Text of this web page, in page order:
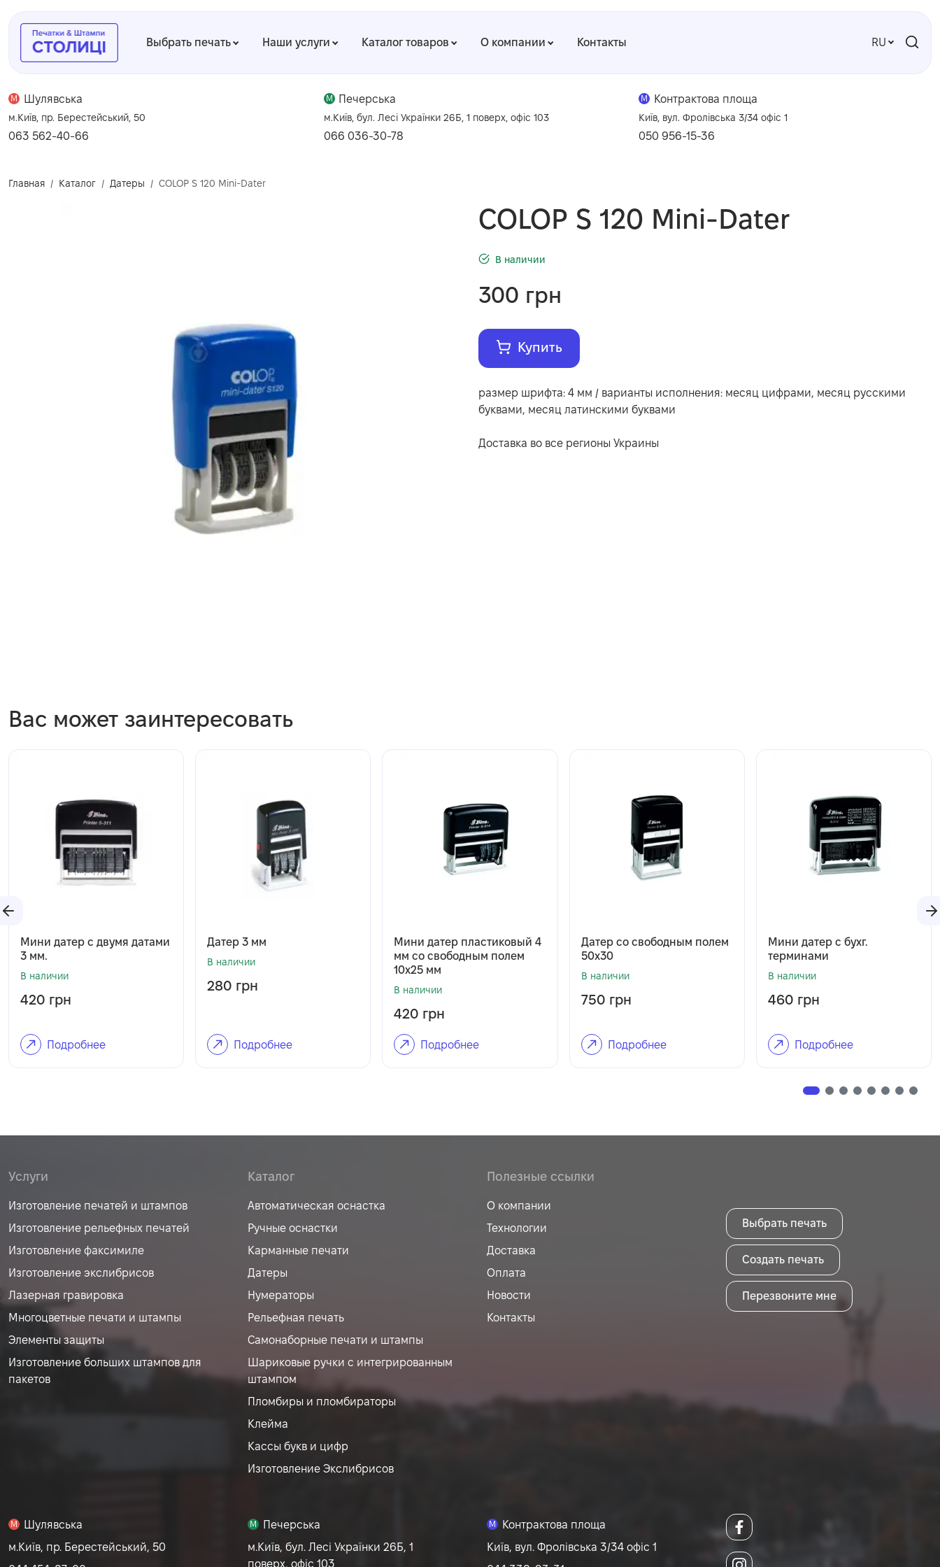
Выбрать печать Наши услуги Каталог товаров О компании Контакты RU
M Шулявська
м.Київ, пр. Берестейський, 50
063 562-40-66
M Печерська
м.Київ, бул. Лесі Українки 26Б, 1 поверх, офіс 103
066 036-30-78
M Контрактова площа
Київ, вул. Фролівська 3/34 офіс 1
050 956-15-36
Главная Каталог Датеры COLOP S 120 Mini-Dater
COLOP S 120 Mini-Dater
В наличии
300 грн
Купить
размер шрифта: 4 мм / варианты исполнения: месяц цифрами, месяц русскими
буквами, месяц латинскими буквами
Доставка во все регионы Украины
Вас может заинтересовать
Мини датер с двумя датами
3 мм.
В наличии
420 грн
Подробнее
Датер 3 мм
В наличии
280 грн
Подробнее
Мини датер пластиковый 4
мм со свободным полем
10х25 мм
В наличии
420 грн
Подробнее
Датер со свободным полем
50х30
В наличии
750 грн
Подробнее
Мини датер с бухг.
терминами
В наличии
460 грн
Подробнее
Услуги
Изготовление печатей и штампов
Изготовление рельефных печатей
Изготовление факсимиле
Изготовление экслибрисов
Лазерная гравировка
Многоцветные печати и штампы
Элементы защиты
Изготовление больших штампов для
пакетов
Каталог
Автоматическая оснастка
Ручные оснастки
Карманные печати
Датеры
Нумераторы
Рельефная печать
Самонаборные печати и штампы
Шариковые ручки с интегрированным
штампом
Пломбиры и пломбираторы
Клейма
Кассы букв и цифр
Изготовление Экслибрисов
Полезные ссылки
О компании
Технологии
Доставка
Оплата
Новости
Контакты
Выбрать печать
Создать печать
Перезвоните мне
M
Шулявська
м.Київ, пр. Берестейський, 50
M
Печерська
м.Київ, бул. Лесі Українки 26Б, 1
поверх, офіс 103
M
Контрактова площа
Київ, вул. Фролівська 3/34 офіс 1